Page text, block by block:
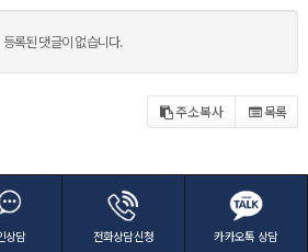
등록된 댓글이 없습니다.
주소복사 목록
상담 전화상담신청 카카오톡 상담